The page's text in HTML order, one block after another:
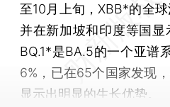
至10月上旬，XBB*的全
并在新加坡和印度等国
BQ.1*是BA.5的一个亚谱
6%，已在65个国家发现
显示出明显的生长优势。